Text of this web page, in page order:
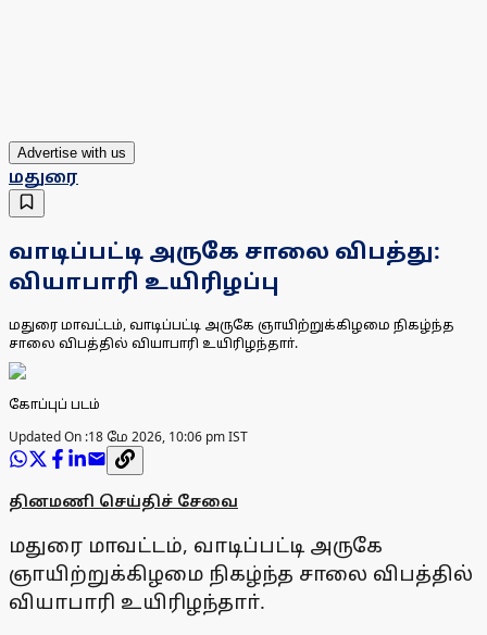
Advertise with us
மதுரை
வாடிப்பட்டி அருகே சாலை விபத்து:
வியாபாரி உயிரிழப்பு
மதுரை மாவட்டம், வாடிப்பட்டி அருகே ஞாயிற்றுக்கிழமை நிகழ்ந்த
சாலை விபத்தில் வியாபாரி உயிரிழந்தாா்.
கோப்புப் படம்
Updated On :18 மே 2026, 10:06 pm IST
தினமணி செய்திச் சேவை
மதுரை மாவட்டம், வாடிப்பட்டி அருகே
ஞாயிற்றுக்கிழமை நிகழ்ந்த சாலை விபத்தில்
வியாபாரி உயிரிழந்தாா்.